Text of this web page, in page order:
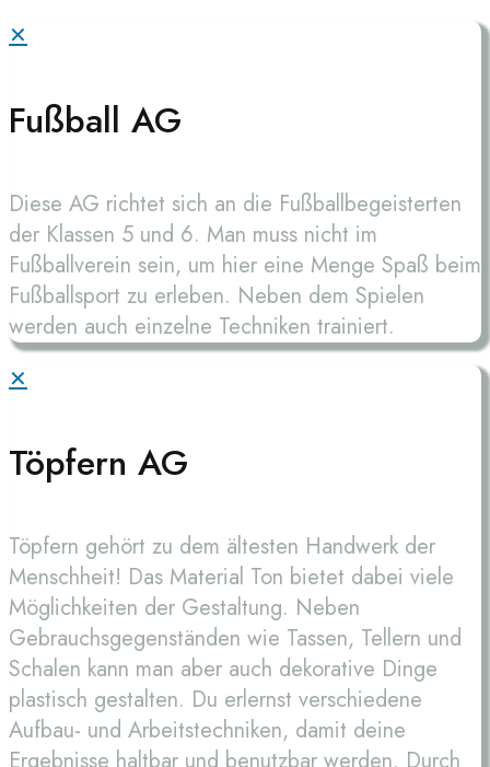
✕
Fußball AG
Diese AG richtet sich an die Fußballbegeisterten
der Klassen 5 und 6. Man muss nicht im
Fußballverein sein, um hier eine Menge Spaß beim
Fußballsport zu erleben. Neben dem Spielen
werden auch einzelne Techniken trainiert.
✕
Töpfern AG
Töpfern gehört zu dem ältesten Handwerk der
Menschheit! Das Material Ton bietet dabei viele
Möglichkeiten der Gestaltung. Neben
Gebrauchsgegenständen wie Tassen, Tellern und
Schalen kann man aber auch dekorative Dinge
plastisch gestalten. Du erlernst verschiedene
Aufbau- und Arbeitstechniken, damit deine
Ergebnisse haltbar und benutzbar werden. Durch